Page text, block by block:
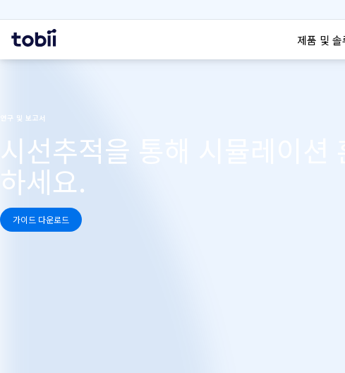
홈 제품 및 솔
검색
연구 및 보고서
시선추적을 통해 시뮬레이션
하세요.
가이드 다운로드